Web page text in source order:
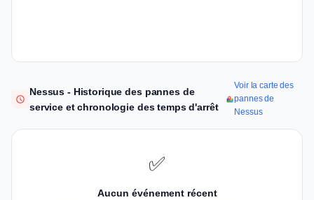
Nessus - Historique des pannes de
service et chronologie des temps d'arrêt
Voir la carte des
pannes de
Nessus
✅
Aucun événement récent